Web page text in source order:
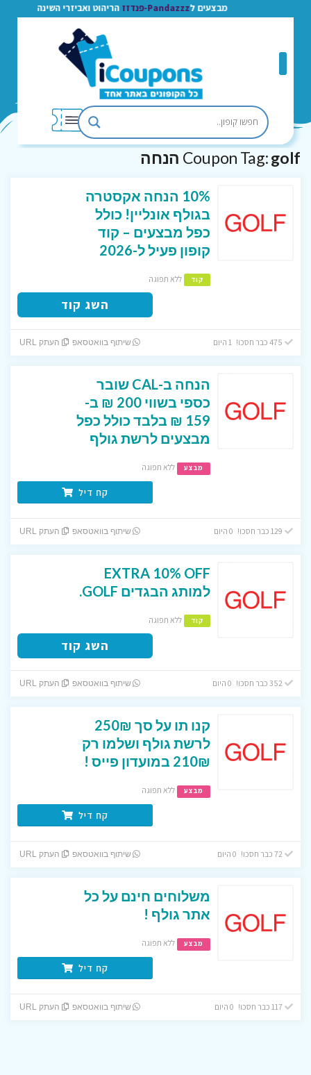
מבצעים ל Pandazzz-פנדזז הריהוט ואביזרי השינה
Coupon Tag:golf הנחה
10% הנחה אקסטרה
בגולף אונליין! כולל
כפל מבצעים – קוד
קופון פעיל ל-2026
קוד ללא תפוגה
השג קוד
שיתוף בוואטסאפ העתק URL
הנחה ב-CAL שובר
כספי בשווי 200 ₪ ב-
159 ₪ בלבד כולל כפל
מבצעים לרשת גולף
מבצע ללא תפוגה
קח דיל
שיתוף בוואטסאפ העתק URL
EXTRA 10% OFF
למותג הבגדים GOLF.
קוד ללא תפוגה
השג קוד
352 כבר חסכו! 0 היום שיתוף בוואטסאפ העתק URL
קנו תו על סך 250₪
לרשת גולף ושלמו רק
210₪ במועדון פייס !
מבצע ללא תפוגה
קח דיל
72 כבר חסכו! 0 היום שיתוף בוואטסאפ העתק URL
משלוחים חינם על כל
אתר גולף !
מבצע ללא תפוגה
קח דיל
שיתוף בוואטסאפ העתק URL